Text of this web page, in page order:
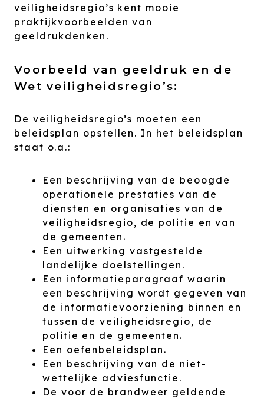
veiligheidsregio’s kent mooie
praktijkvoorbeelden van
geeldrukdenken.
Voorbeeld van geeldruk en de
Wet veiligheidsregio’s:
De veiligheidsregio’s moeten een
beleidsplan opstellen. In het beleidsplan
staat o.a.:
Een beschrijving van de beoogde
operationele prestaties van de
diensten en organisaties van de
veiligheidsregio, de politie en van
de gemeenten.
Een uitwerking vastgestelde
landelijke doelstellingen.
Een informatieparagraaf waarin
een beschrijving wordt gegeven van
de informatievoorziening binnen en
tussen de veiligheidsregio, de
politie en de gemeenten.
Een oefenbeleidsplan.
Een beschrijving van de niet-
wettelijke adviesfunctie.
De voor de brandweer geldende